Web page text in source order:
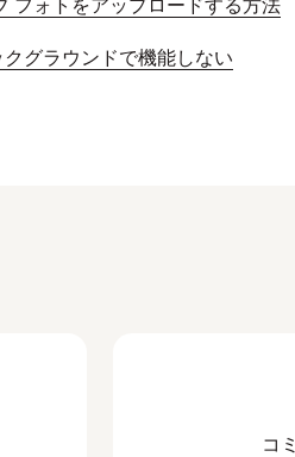
グラウンドで機能しない
コ